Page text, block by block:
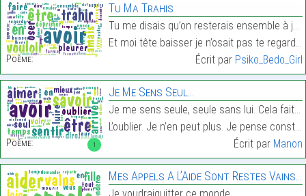
Poème:
Tu Ma Trahis
Tu me disais qu’on resterais ensemble à jamais
Et moi tête baisser je n’osait pas te regarder…
Écrit par Psiko_Bedo_Girl
1
Poème:
Je Me Sens Seul…
Je me sens seule, seule sans lui. Cela fait un an
L’oublier. Je n’en peut plus. Je pense constamment…
Écrit par Manon
Mes Appels A L’Aide Sont Restes Vains…